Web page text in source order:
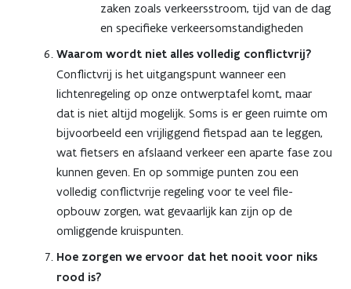
zaken zoals verkeersstroom, tijd van de dag
en specifieke verkeersomstandigheden
Waarom wordt niet alles volledig conflictvrij?
Conflictvrij is het uitgangspunt wanneer een
lichtenregeling op onze ontwerptafel komt, maar
dat is niet altijd mogelijk. Soms is er geen ruimte om
bijvoorbeeld een vrijliggend fietspad aan te leggen,
wat fietsers en afslaand verkeer een aparte fase zou
kunnen geven. En op sommige punten zou een
volledig conflictvrije regeling voor te veel file-
opbouw zorgen, wat gevaarlijk kan zijn op de
omliggende kruispunten.
Hoe zorgen we ervoor dat het nooit voor niks
rood is?